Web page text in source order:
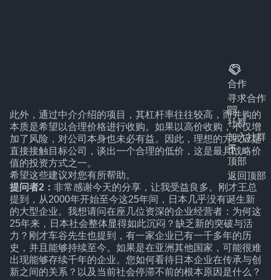
此外，通过中介介绍的项目，其杠杆率往往较高，而并购的
本质是希望以合理价格进行收购。如果以高价收购，不仅增
加了风险，对公司本身也未必有益。因此，理想的方式应是
直接接触目标公司，谈出一个合理的低价，这是最具战略价
值的投资方式之一。
希望这些建议对您有所帮助。
提问者2： 非常感谢今天的分享，让我受益良多。刚才王总
提到，从2000年开始至今这25年间，日本几乎没有诞生新
的大型企业。我想请问在座几位资深的企业经营者：为何这
25年来，日本社会整体显得如此沉闷？缺乏新的突破与活
力？刚才车谷先生也提到，有一家企业已有一千多年的历
史，并且能够持续至今。如果是在亚洲其他国家，可能很难
出现能够存续千年的企业。您如何看待日本企业在传承与创
新之间的关系？以及当前社会停滞不前的根本原因是什么？
合作
寻求合作
社群
加入社群
顶部
返回顶部